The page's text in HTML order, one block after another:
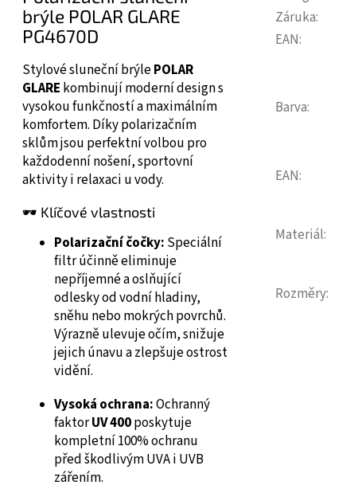
brýle POLAR GLARE
PG4670D
Stylové sluneční brýlePOLAR
GLARE kombinují moderní design s
vysokou funkčností a maximálním
komfortem. Díky polarizačním
sklům jsou perfektní volbou pro
každodenní nošení, sportovní
aktivity i relaxaci u vody.
🕶️ Klíčové vlastnosti
Polarizační čočky: Speciální
filtr účinně eliminuje
nepříjemné a oslňující
odlesky od vodní hladiny,
sněhu nebo mokrých povrchů.
Výrazně ulevuje očím, snižuje
jejich únavu a zlepšuje ostrost
vidění.
Vysoká ochrana:Ochranný
faktorUV 400poskytuje
kompletní 100% ochranu
před škodlivým UVA i UVB
zářením.
Záruka:
EAN:
Barva:
EAN:
Materiál:
Rozměry: